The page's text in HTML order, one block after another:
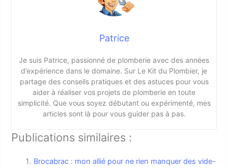
Patrice
Je suis Patrice, passionné de plomberie avec des années
d’expérience dans le domaine. Sur Le Kit du Plombier, je
partage des conseils pratiques et des astuces pour vous
aider à réaliser vos projets de plomberie en toute
simplicité. Que vous soyez débutant ou expérimenté, mes
articles sont là pour vous guider pas à pas.
Publications similaires :
Brocabrac : mon allié pour ne rien manquer des vide-